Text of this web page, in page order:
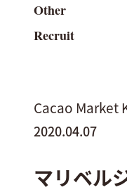
Other
Recruit
Cacao Market
2020.04.07
マリベル